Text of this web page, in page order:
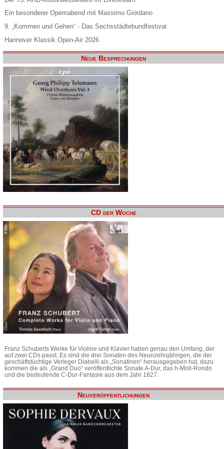
Ein besonderer Opernabend mit Massimo Giordano
9. „Kommen und Gehen“ - Das Sechsstädtebundfestival
Hannover Klassik Open-Air 2026
Neue Besprechungen
CD der Woche
Franz Schuberts Werke für Violine und Klavier haben genau den Umfang, der
auf zwei CDs passt. Es sind die drei Sonaten des Neunzehnjährigen, die der
geschäftstüchtige Verleger Diabelli als „Sonatinen“ herausgegeben hat, dazu
kommen die als „Grand Duo“ veröffentlichte Sonate A-Dur, das h-Moll-Rondo
und die bedeutende C-Dur-Fantasie aus dem Jahr 1827.
Neuveröffentlichungen